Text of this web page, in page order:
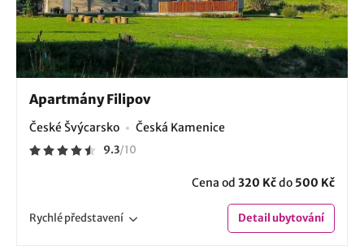
Apartmány Filipov
České Švýcarsko Česká Kamenice
9.3/10
Cena od 320 Kčdo 500 Kč
Rychlépředstavení Detailubytování